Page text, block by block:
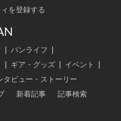
を登録する
バンライフ
ギア・グッズ イベント
タビュー・ストーリー
新着記事
記事検索